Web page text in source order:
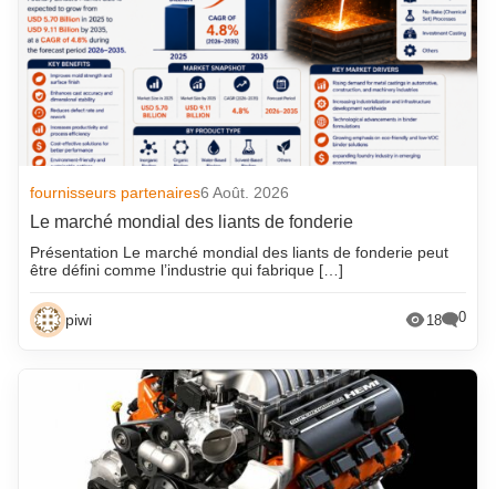
fournisseurs partenaires6 Août. 2026
Le marché mondial des liants de fonderie
Présentation Le marché mondial des liants de fonderie peut
être défini comme l’industrie qui fabrique […]
piwi 18 0